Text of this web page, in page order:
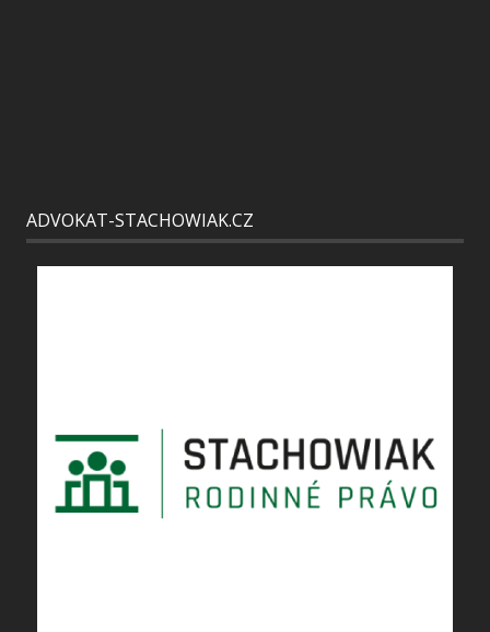
ADVOKAT-STACHOWIAK.CZ